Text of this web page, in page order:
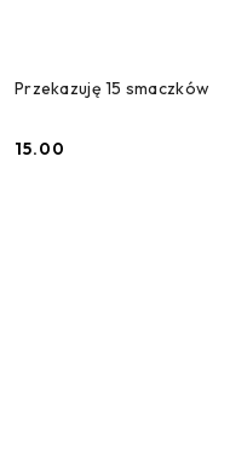
Przekazuję 15 smaczków
Cena:
15.00